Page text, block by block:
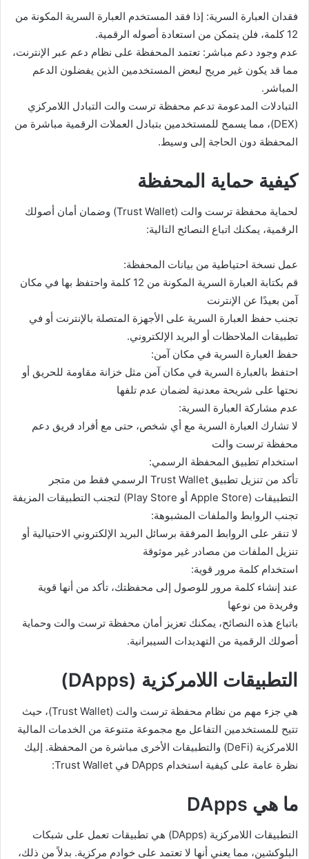
فقدان العبارة السرية: إذا فقد المستخدم العبارة السرية المكونة من
12 كلمة، فلن يتمكن من استعادة أصوله الرقمية.
عدم وجود دعم مباشر: تعتمد المحفظة على نظام دعم عبر الإنترنت،
مما قد يكون غير مريح لبعض المستخدمين الذين يفضلون الدعم
المباشر.
التبادلات المدعومة تدعم محفظة ترست والت التبادل اللامركزي
(DEX)، مما يسمح للمستخدمين بتبادل العملات الرقمية مباشرة من
المحفظة دون الحاجة إلى وسيط.
كيفية حماية المحفظة
لحماية محفظة ترست والت (Trust Wallet) وضمان أمان أصولك
الرقمية، يمكنك اتباع النصائح التالية:
عمل نسخة احتياطية من بيانات المحفظة:
قم بكتابة العبارة السرية المكونة من 12 كلمة واحتفظ بها في مكان
آمن بعيدًا عن الإنترنت
تجنب حفظ العبارة السرية على الأجهزة المتصلة بالإنترنت أو في
تطبيقات الملاحظات أو البريد الإلكتروني.
حفظ العبارة السرية في مكان آمن:
احتفظ بالعبارة السرية في مكان آمن مثل خزانة مقاومة للحريق أو
نحتها على شريحة معدنية لضمان عدم تلفها
عدم مشاركة العبارة السرية:
لا تشارك العبارة السرية مع أي شخص، حتى مع أفراد فريق دعم
محفظة ترست والت
استخدام تطبيق المحفظة الرسمي:
تأكد من تنزيل تطبيق Trust Wallet الرسمي فقط من متجر
التطبيقات (Apple Store أو Play Store) لتجنب التطبيقات المزيفة
تجنب الروابط والملفات المشبوهة:
لا تنقر على الروابط المرفقة برسائل البريد الإلكتروني الاحتيالية أو
تنزيل الملفات من مصادر غير موثوقة
استخدام كلمة مرور قوية:
عند إنشاء كلمة مرور للوصول إلى محفظتك، تأكد من أنها قوية
وفريدة من نوعها
باتباع هذه النصائح، يمكنك تعزيز أمان محفظة ترست والت وحماية
أصولك الرقمية من التهديدات السيبرانية.
التطبيقات اللامركزية (DApps)
هي جزء مهم من نظام محفظة ترست والت (Trust Wallet)، حيث
تتيح للمستخدمين التفاعل مع مجموعة متنوعة من الخدمات المالية
اللامركزية (DeFi) والتطبيقات الأخرى مباشرة من المحفظة. إليك
نظرة عامة على كيفية استخدام DApps في Trust Wallet:
ما هي DApps
التطبيقات اللامركزية (DApps) هي تطبيقات تعمل على شبكات
البلوكشين، مما يعني أنها لا تعتمد على خوادم مركزية. بدلاً من ذلك،